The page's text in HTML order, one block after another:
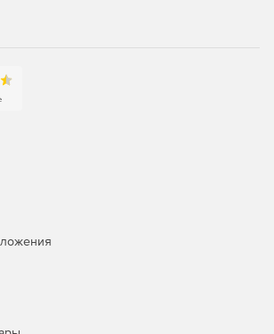
Безопасность
через виртуальный компонент,
ко всем виртуальным машинам и
к разным группам
событий и выполненных заданий
и виртуальных машин.